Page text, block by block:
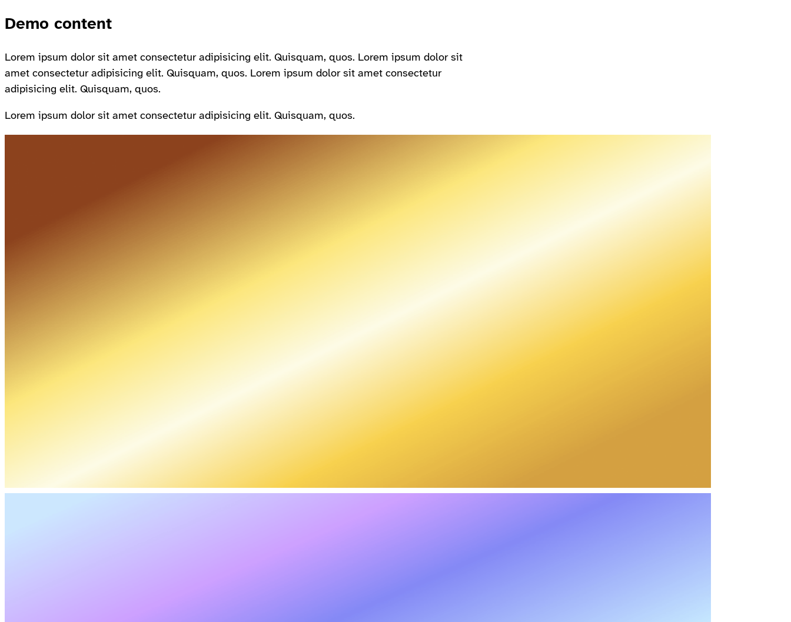
Demo content
Lorem ipsum dolor sit amet consectetur adipisicing elit. Quisquam, quos. Lorem ipsum dolor sit
amet consectetur adipisicing elit. Quisquam, quos. Lorem ipsum dolor sit amet consectetur
adipisicing elit. Quisquam, quos.
Lorem ipsum dolor sit amet consectetur adipisicing elit. Quisquam, quos.